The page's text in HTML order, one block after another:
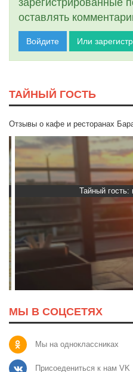
зарегистрированные
оставлять
Войдите Или
ТАЙНЫЙ ГОСТЬ
Отзывы о кафе и ресторанах
Тайный гость:
МЫ В СОЦСЕТЯХ
Мы на одноклассниках
Присоедениться к нам VK